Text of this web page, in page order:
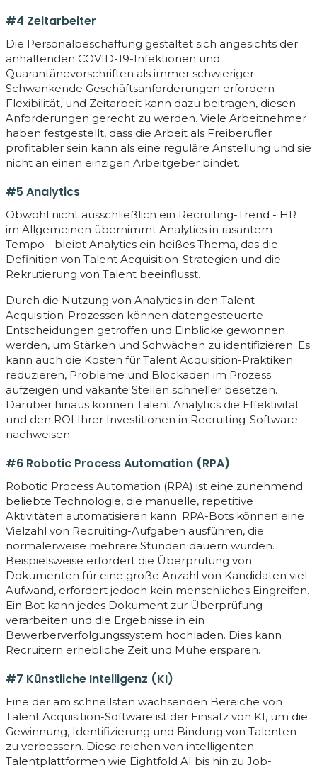
#4 Zeitarbeiter
Die Personalbeschaffung gestaltet sich angesichts der
anhaltenden COVID-19-Infektionen und
Quarantänevorschriften als immer schwieriger.
Schwankende Geschäftsanforderungen erfordern
Flexibilität, und Zeitarbeit kann dazu beitragen, diesen
Anforderungen gerecht zu werden. Viele Arbeitnehmer
haben festgestellt, dass die Arbeit als Freiberufler
profitabler sein kann als eine reguläre Anstellung und sie
nicht an einen einzigen Arbeitgeber bindet.
#5 Analytics
Obwohl nicht ausschließlich ein Recruiting-Trend - HR
im Allgemeinen übernimmt Analytics in rasantem
Tempo - bleibt Analytics ein heißes Thema, das die
Definition von Talent Acquisition-Strategien und die
Rekrutierung von Talent beeinflusst.
Durch die Nutzung von Analytics in den Talent
Acquisition-Prozessen können datengesteuerte
Entscheidungen getroffen und Einblicke gewonnen
werden, um Stärken und Schwächen zu identifizieren. Es
kann auch die Kosten für Talent Acquisition-Praktiken
reduzieren, Probleme und Blockaden im Prozess
aufzeigen und vakante Stellen schneller besetzen.
Darüber hinaus können Talent Analytics die Effektivität
und den ROI Ihrer Investitionen in Recruiting-Software
nachweisen.
#6 Robotic Process Automation (RPA)
Robotic Process Automation (RPA) ist eine zunehmend
beliebte Technologie, die manuelle, repetitive
Aktivitäten automatisieren kann. RPA-Bots können eine
Vielzahl von Recruiting-Aufgaben ausführen, die
normalerweise mehrere Stunden dauern würden.
Beispielsweise erfordert die Überprüfung von
Dokumenten für eine große Anzahl von Kandidaten viel
Aufwand, erfordert jedoch kein menschliches Eingreifen.
Ein Bot kann jedes Dokument zur Überprüfung
verarbeiten und die Ergebnisse in ein
Bewerberverfolgungssystem hochladen. Dies kann
Recruitern erhebliche Zeit und Mühe ersparen.
#7 Künstliche Intelligenz (KI)
Eine der am schnellsten wachsenden Bereiche von
Talent Acquisition-Software ist der Einsatz von KI, um die
Gewinnung, Identifizierung und Bindung von Talenten
zu verbessern. Diese reichen von intelligenten
Talentplattformen wie Eightfold AI bis hin zu Job-